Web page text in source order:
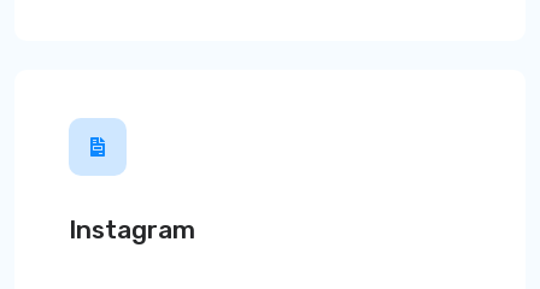
Instagram